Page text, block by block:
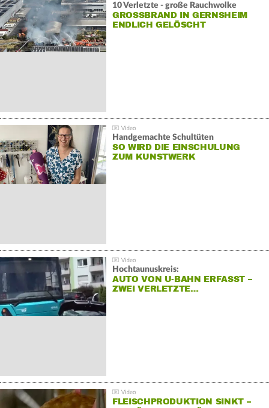
10 Verletzte - große Rauchwolke
GROSSBRAND IN GERNSHEIM E
NDLICH GELÖSCHT
Handgemachte Schultüten
SO WIRD DIE EINSCHULUNG
ZUM KUNSTWERK
Hochtaunuskreis:
AUTO VON U-BAHN ERFASST –
ZWEI VERLETZTE…
FLEISCHPRODUKTION SINKT –